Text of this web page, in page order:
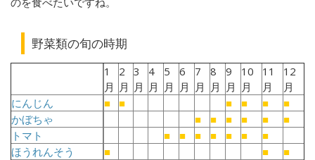
野菜類の旬の時期
1
月
2
月
3
月
4
月
5
月
6
月
7
月
8
月
9
月
10
月
11
月
12
月
にんじん
■ ■ ■ ■ ■
■
かぼちゃ
■ ■ ■ ■ ■
■
トマト
■ ■ ■ ■ ■ ■
■
ほうれんそう
■ ■
■